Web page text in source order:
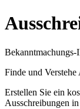
Finde und Verstehe
Erstellen Sie ein
Ausschreibungen